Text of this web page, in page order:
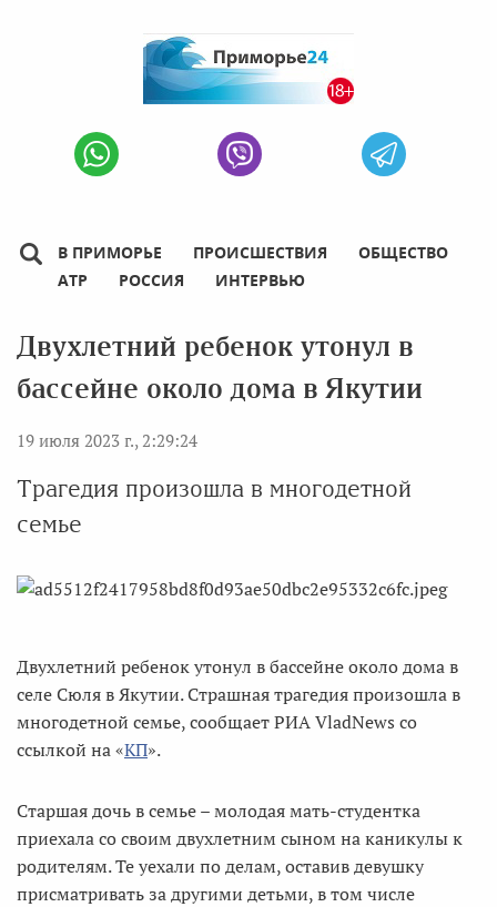
В ПРИМОРЬЕ ПРОИСШЕСТВИЯ
ОБЩЕСТВО
АТР
РОССИЯ ИНТЕРВЬЮ
Двухлетний ребенок утонул в
бассейне около дома в Якутии
19 июля 2023 г., 2:29:24
Трагедия произошла в многодетной
семье
Двухлетний ребенок утонул в бассейне около дома в
селе Сюля в Якутии. Страшная трагедия произошла в
многодетной семье, сообщает РИА VladNews со
ссылкой на «КП».
Старшая дочь в семье – молодая мать-студентка
приехала со своим двухлетним сыном на каникулы к
родителям. Те уехали по делам, оставив девушку
присматривать за другими детьми, в том числе